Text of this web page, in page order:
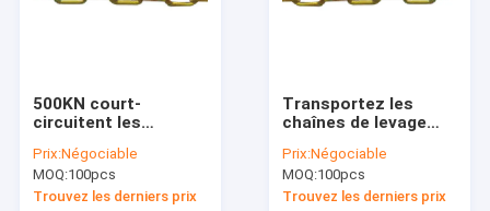
500KN court-
circuitent les
industrielles avec la
peinture
jaune/fouetter le
Prix:Négociable
MOQ:100pcs
Trouvez les derniers prix
Transportez les
chaînes de levage
pour construire, quai
Prix:Négociable
MOQ:100pcs
Trouvez les derniers prix